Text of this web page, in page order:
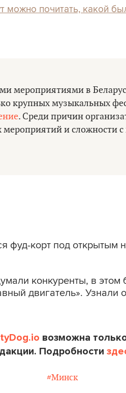
можно почитать, какой
мероприятиями в
крупных музыкальных
. Среди причин
мероприятий и сложности
фуд-корт под открытым
конкуренты, в
двигатель». Узнали
возможна
Подробности
#Минск